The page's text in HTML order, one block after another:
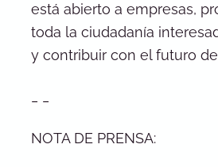
está abierto a empresas,
toda la ciudadanía
y contribuir con el futuro
NOTA DE PRENSA: